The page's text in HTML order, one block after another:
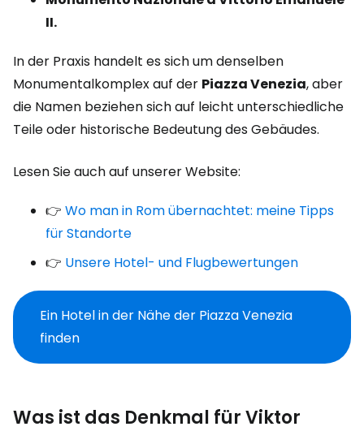
II.
In der Praxis handelt es sich um denselben
Monumentalkomplex auf der Piazza Venezia, aber
die Namen beziehen sich auf leicht unterschiedliche
Teile oder historische Bedeutung des Gebäudes.
Lesen Sie auch auf unserer Website:
👉 Wo man in Rom übernachtet: meine Tipps
für Standorte
👉 Unsere Hotel- und Flugbewertungen
Ein Hotel in der Nähe der Piazza Venezia
finden
Was ist das Denkmal für Viktor